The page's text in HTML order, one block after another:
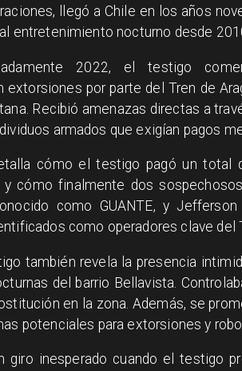
llegó a Chile en los años
entretenimiento nocturno desde
2022, el testigo
extorsiones por parte del Tren de
Recibió amenazas directas a
armados que exigían pagos
cómo el testigo pagó un total
y cómo finalmente dos
como GUANTE, y
como operadores clave del
también revela la presencia
del barrio Bellavista.
en la zona. Además, se
potenciales para extorsiones y
giro inesperado cuando el testigo